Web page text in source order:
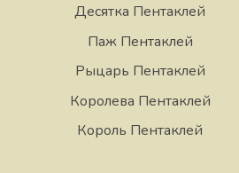
Десятка Пентаклей
Паж Пентаклей
Рыцарь Пентаклей
Королева Пентаклей
Король Пентаклей